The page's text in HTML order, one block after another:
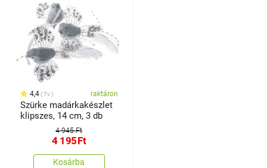
4,4 7x raktáron
Szürke madárkakészlet
klipszes, 14 cm, 3 db
4 945 Ft
4 195Ft
Kosárba